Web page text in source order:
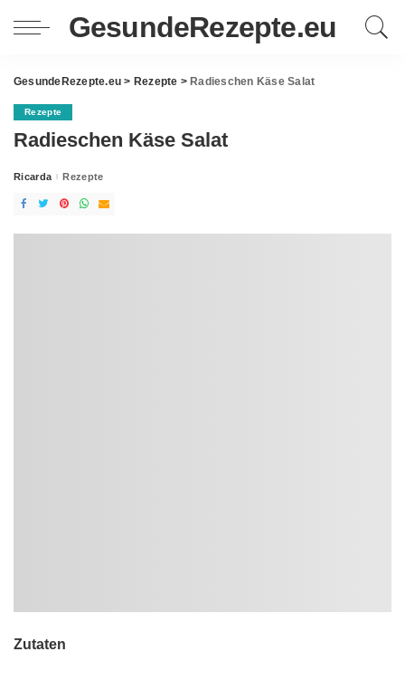
GesundeRezepte.eu
GesundeRezepte.eu > Rezepte > Radieschen Käse Salat
Rezepte
Radieschen Käse Salat
Posted
Ricarda Rezepte
Zutaten